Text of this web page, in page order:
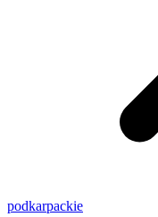
podkarpackie